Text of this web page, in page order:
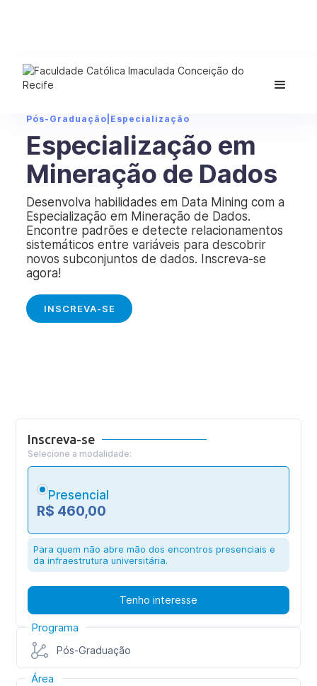
Pós-Graduação Especialização
Especialização em
Mineração de Dados
Desenvolva habilidades em Data Mining com a
Especialização em Mineração de Dados.
Encontre padrões e detecte relacionamentos
sistemáticos entre variáveis para descobrir
novos subconjuntos de dados. Inscreva-se
agora!
INSCREVA-SE
Programa
Pós-Graduação
Área
Inscreva-se
Selecione a modalidade:
Presencial
R$ 460,00
Para quem não abre mão dos encontros presenciais e
da infraestrutura universitária.
Tenho interesse